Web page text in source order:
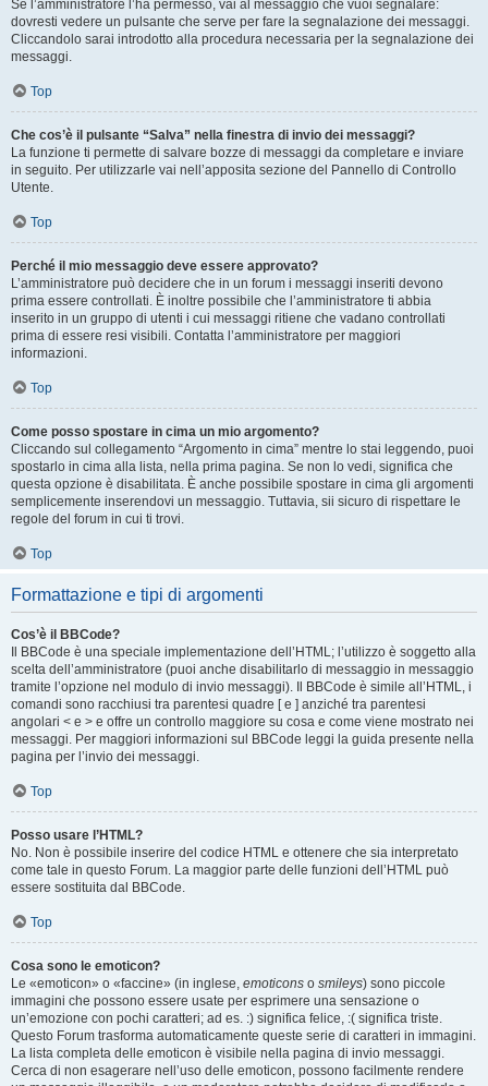
Se l’amministratore l’ha permesso, vai al messaggio che vuoi segnalare:
dovresti vedere un pulsante che serve per fare la segnalazione dei messaggi.
Cliccandolo sarai introdotto alla procedura necessaria per la segnalazione dei
messaggi.
Top
Che cos’è il pulsante “Salva” nella finestra di invio dei messaggi?
La funzione ti permette di salvare bozze di messaggi da completare e inviare
in seguito. Per utilizzarle vai nell’apposita sezione del Pannello di Controllo
Utente.
Top
Perché il mio messaggio deve essere approvato?
L’amministratore può decidere che in un forum i messaggi inseriti devono
prima essere controllati. È inoltre possibile che l’amministratore ti abbia
inserito in un gruppo di utenti i cui messaggi ritiene che vadano controllati
prima di essere resi visibili. Contatta l’amministratore per maggiori
informazioni.
Top
Come posso spostare in cima un mio argomento?
Cliccando sul collegamento “Argomento in cima” mentre lo stai leggendo, puoi
spostarlo in cima alla lista, nella prima pagina. Se non lo vedi, significa che
questa opzione è disabilitata. È anche possibile spostare in cima gli argomenti
semplicemente inserendovi un messaggio. Tuttavia, sii sicuro di rispettare le
regole del forum in cui ti trovi.
Top
Formattazione e tipi di argomenti
Cos’è il BBCode?
Il BBCode è una speciale implementazione dell’HTML; l’utilizzo è soggetto alla
scelta dell’amministratore (puoi anche disabilitarlo di messaggio in messaggio
tramite l’opzione nel modulo di invio messaggi). Il BBCode è simile all’HTML, i
comandi sono racchiusi tra parentesi quadre [ e ] anziché tra parentesi
angolari < e > e offre un controllo maggiore su cosa e come viene mostrato nei
messaggi. Per maggiori informazioni sul BBCode leggi la guida presente nella
pagina per l’invio dei messaggi.
Top
Posso usare l’HTML?
No. Non è possibile inserire del codice HTML e ottenere che sia interpretato
come tale in questo Forum. La maggior parte delle funzioni dell’HTML può
essere sostituita dal BBCode.
Top
Cosa sono le emoticon?
Le «emoticon» o «faccine» (in inglese, emoticons o smileys) sono piccole
immagini che possono essere usate per esprimere una sensazione o
un’emozione con pochi caratteri; ad es. :) significa felice, :( significa triste.
Questo Forum trasforma automaticamente queste serie di caratteri in immagini.
La lista completa delle emoticon è visibile nella pagina di invio messaggi.
Cerca di non esagerare nell’uso delle emoticon, possono facilmente rendere